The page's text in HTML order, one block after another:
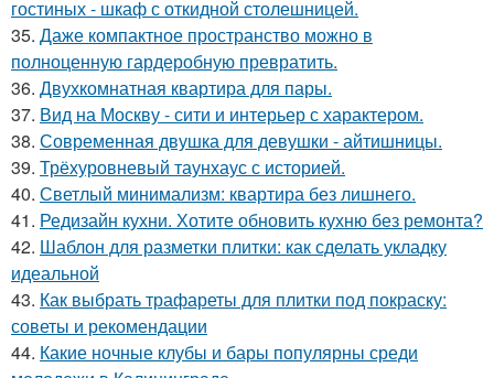
гостиных - шкаф с откидной столешницей.
35. Даже компактное пространство можно в
полноценную гардеробную превратить.
36. Двухкомнатная квартира для пары.
37. Вид на Москву - сити и интерьер с характером.
38. Современная двушка для девушки - айтишницы.
39. Трёхуровневый таунхаус с историей.
40. Светлый минимализм: квартира без лишнего.
41. Редизайн кухни. Хотите обновить кухню без ремонта?
42. Шаблон для разметки плитки: как сделать укладку
идеальной
43. Как выбрать трафареты для плитки под покраску:
советы и рекомендации
44. Какие ночные клубы и бары популярны среди